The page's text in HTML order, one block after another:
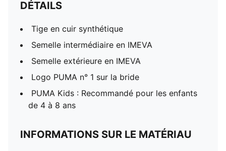
DÉTAILS
Tige en cuir synthétique
Semelle intermédiaire en IMEVA
Semelle extérieure en IMEVA
Logo PUMA n° 1 sur la bride
PUMA Kids : Recommandé pour les enfants
de 4 à 8 ans
INFORMATIONS SUR LE MATÉRIAU